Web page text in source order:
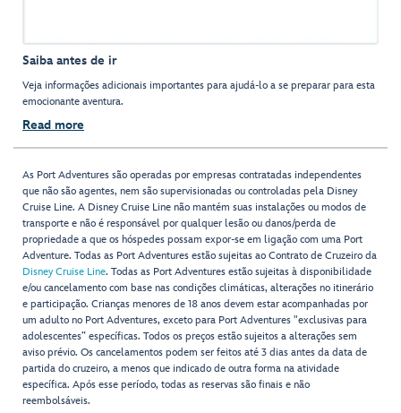
Saiba antes de ir
Veja informações adicionais importantes para ajudá-lo a se preparar para esta
emocionante aventura.
Read more
As Port Adventures são operadas por empresas contratadas independentes
que não são agentes, nem são supervisionadas ou controladas pela Disney
Cruise Line. A Disney Cruise Line não mantém suas instalações ou modos de
transporte e não é responsável por qualquer lesão ou danos/perda de
propriedade a que os hóspedes possam expor-se em ligação com uma Port
Adventure. Todas as Port Adventures estão sujeitas ao Contrato de Cruzeiro da
Disney Cruise Line. Todas as Port Adventures estão sujeitas à disponibilidade
e/ou cancelamento com base nas condições climáticas, alterações no itinerário
e participação. Crianças menores de 18 anos devem estar acompanhadas por
um adulto no Port Adventures, exceto para Port Adventures "exclusivas para
adolescentes” específicas. Todos os preços estão sujeitos a alterações sem
aviso prévio. Os cancelamentos podem ser feitos até 3 dias antes da data de
partida do cruzeiro, a menos que indicado de outra forma na atividade
específica. Após esse período, todas as reservas são finais e não
reembolsáveis.